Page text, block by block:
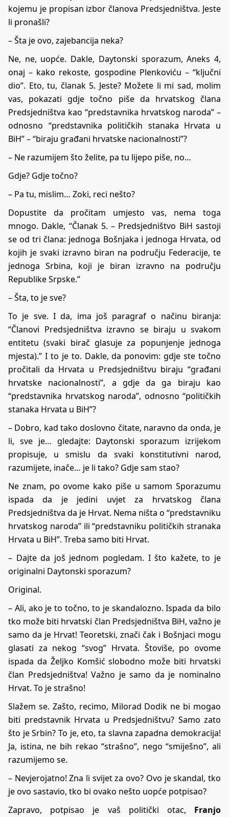
kojemu je propisan izbor članova Predsjedništva. Jeste
li pronašli?
– Šta je ovo, zajebancija neka?
Ne, ne, uopće. Dakle, Daytonski sporazum, Aneks 4,
onaj – kako rekoste, gospodine Plenkoviću – “ključni
dio”. Eto, tu, članak 5. Jeste? Možete li mi sad, molim
vas, pokazati gdje točno piše da hrvatskog člana
Predsjedništva kao “predstavnika hrvatskog naroda” –
odnosno “predstavnika političkih stanaka Hrvata u
BiH” – “biraju građani hrvatske nacionalnosti”?
– Ne razumijem što želite, pa tu lijepo piše, no…
Gdje? Gdje točno?
– Pa tu, mislim… Zoki, reci nešto?
Dopustite da pročitam umjesto vas, nema toga
mnogo. Dakle, “Članak 5. – Predsjedništvo BiH sastoji
se od tri člana: jednoga Bošnjaka i jednoga Hrvata, od
kojih je svaki izravno biran na području Federacije, te
jednoga Srbina, koji je biran izravno na području
Republike Srpske.”
– Šta, to je sve?
To je sve. I da, ima još paragraf o načinu biranja:
“Članovi Predsjedništva izravno se biraju u svakom
entitetu (svaki birač glasuje za popunjenje jednoga
mjesta).” I to je to. Dakle, da ponovim: gdje ste točno
pročitali da Hrvata u Predsjedništvu biraju “građani
hrvatske nacionalnosti”, a gdje da ga biraju kao
“predstavnika hrvatskog naroda”, odnosno “političkih
stanaka Hrvata u BiH”?
– Dobro, kad tako doslovno čitate, naravno da onda, je
li, sve je… gledajte: Daytonski sporazum izrijekom
propisuje, u smislu da svaki konstitutivni narod,
razumijete, inače… je li tako? Gdje sam stao?
Ne znam, po ovome kako piše u samom Sporazumu
ispada da je jedini uvjet za hrvatskog člana
Predsjedništva da je Hrvat. Nema ništa o “predstavniku
hrvatskog naroda” ili “predstavniku političkih stranaka
Hrvata u BiH”. Treba samo biti Hrvat.
– Dajte da još jednom pogledam. I što kažete, to je
originalni Daytonski sporazum?
Original.
– Ali, ako je to točno, to je skandalozno. Ispada da bilo
tko može biti hrvatski član Predsjedništva BiH, važno je
samo da je Hrvat! Teoretski, znači čak i Bošnjaci mogu
glasati za nekog “svog” Hrvata. Štoviše, po ovome
ispada da Željko Komšić slobodno može biti hrvatski
član Predsjedništva! Važno je samo da je nominalno
Hrvat. To je strašno!
Slažem se. Zašto, recimo, Milorad Dodik ne bi mogao
biti predstavnik Hrvata u Predsjedništvu? Samo zato
što je Srbin? To je, eto, ta slavna zapadna demokracija!
Ja, istina, ne bih rekao “strašno”, nego “smiješno”, ali
razumijemo se.
– Nevjerojatno! Zna li svijet za ovo? Ovo je skandal, tko
je ovo sastavio, tko bi ovako nešto uopće potpisao?
Zapravo, potpisao je vaš politički otac, Franjo